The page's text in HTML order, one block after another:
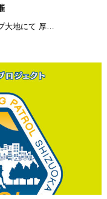
大地にて 厚…